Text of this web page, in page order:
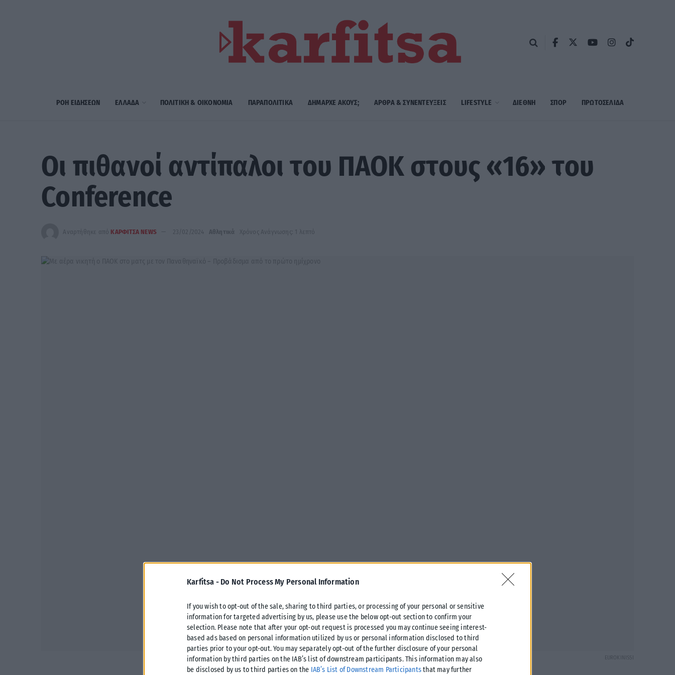
Karfitsa - Do Not Process My Personal Information
If you wish to opt-out of the sale, sharing to third parties, or processing of your personal or sensitive
information for targeted advertising by us, please use the below opt-out section to confirm your
selection. Please note that after your opt-out request is processed you may continue seeing interest-
based ads based on personal information utilized by us or personal information disclosed to third
parties prior to your opt-out. You may separately opt-out of the further disclosure of your personal
information by third parties on the IAB’s list of downstream participants. This information may also
be disclosed by us to third parties on the IAB’s List of Downstream Participantsthat may further
ΡΟΗ ΕΙΔΗΣΕΩΝ ΕΛΛΑΔΑ ΠΟΛΙΤΙΚΗ & ΟΙΚΟΝΟΜΙΑ ΠΑΡΑΠΟΛΙΤΙΚΑ ΔΗΜΑΡΧE ΑΚΟΥΣ; ΑΡΘΡΑ & ΣΥΝΕΝΤΕΥΞΕΙΣ LIFESTYLE ΔΙΕΘΝΗ ΣΠΟΡ ΠΡΩΤΟΣΈΛΙΔΑ
Οι πιθανοί αντίπαλοι του ΠΑΟΚ στους «16» του
Conference
Αναρτήθηκε από ΚΑΡΦΙΤΣΑ NEWS 23/02/2024 Αθλητικά Χρόνος Ανάγνωσης: 1 λεπτό
EUROKINISSI